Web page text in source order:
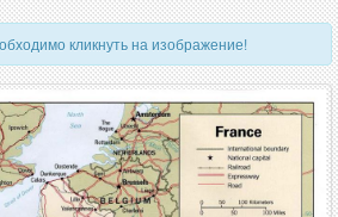
кликнуть на изображение!